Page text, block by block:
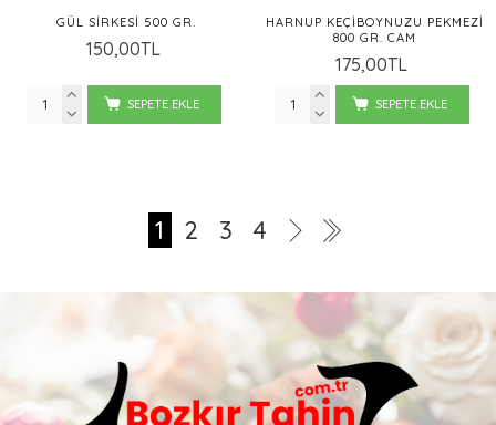
GÜL SIRKESI 500 GR.
150,00TL
SEPETE EKLE
HARNUP KEÇIBOYNUZU PEKMEZI
800 GR. CAM
175,00TL
SEPETE EKLE
1 2 3 4